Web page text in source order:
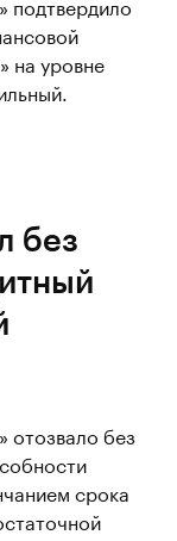
на уровне
без
отозвало без
срока